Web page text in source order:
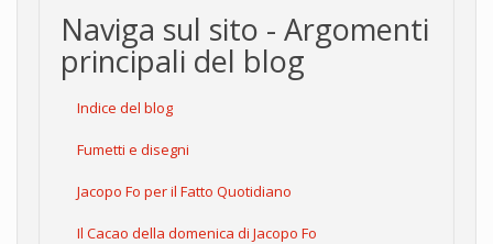
Naviga sul sito - Argomenti
principali del blog
Indice del blog
Fumetti e disegni
Jacopo Fo per il Fatto Quotidiano
Il Cacao della domenica di Jacopo Fo